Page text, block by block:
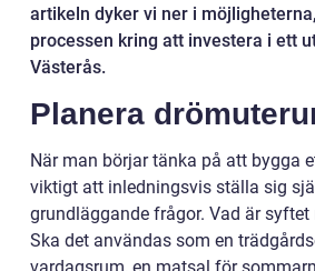
artikeln dyker vi ner i
processen kring att investera i ett
Västerås.
Planera
När man börjar tänka på att bygga
viktigt att inledningsvis ställa sig
grundläggande frågor. Vad är syftet
Ska det användas som en